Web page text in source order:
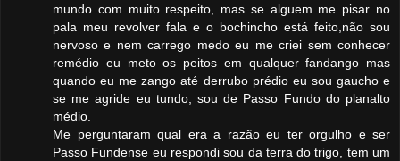
mundo com muito respeito, mas se alguem me pisar no
pala meu revolver fala e o bochincho está feito,não sou
nervoso e nem carrego medo eu me criei sem conhecer
remédio eu meto os peitos em qualquer fandango mas
quando eu me zango até derrubo prédio eu sou gaucho e
se me agride eu tundo, sou de Passo Fundo do planalto
médio.
Me perguntaram qual era a razão eu ter orgulho e ser
Passo Fundense eu respondi sou da terra do trigo, tem um